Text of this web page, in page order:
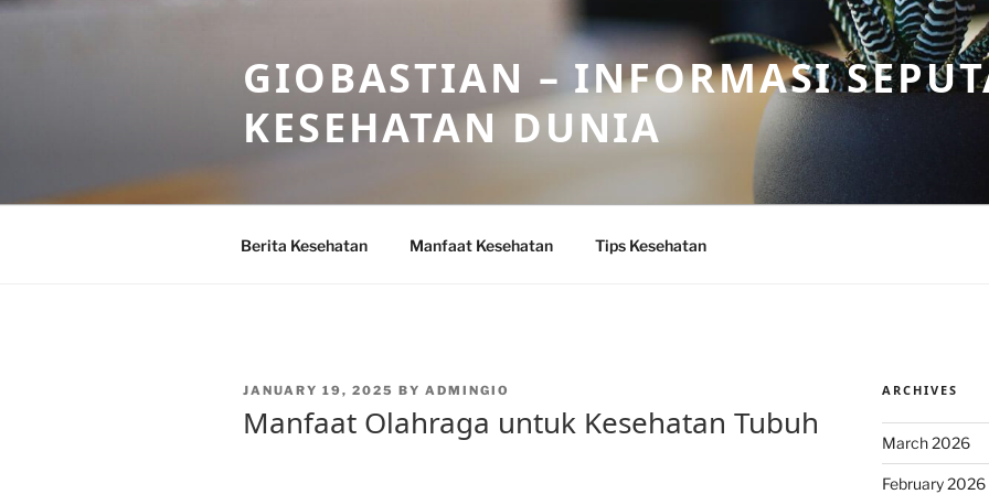
Skip
GIOBASTIAN – INFORMASI
KESEHATAN DUNIA
Berita Kesehatan Manfaat Kesehatan Tips Kesehatan
POSTED
JANUARY 19, 2025 BY ADMINGIO
Manfaat Olahraga untuk Kesehatan Tubuh
ARCHIVES
March 2026
February 2026